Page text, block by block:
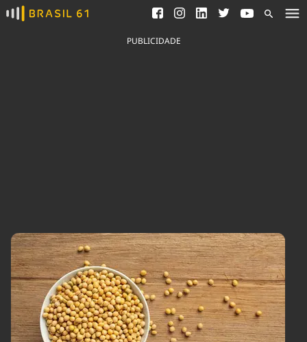
Ver todas as notícias
Saneamento
Indicadores
Agronegócios
Brasil
Brasil Mineral
Ciência &
Tecnologia
Cinema
Comportamento
Cultura
Economia
Educação
Infraestrutura
Internacional
Meio Ambiente
Podcast
Política
Saúde
Tempo
PUBLICIDADE